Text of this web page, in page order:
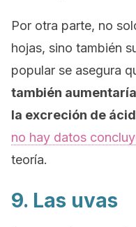
Por otra parte, no
hojas, sino también
popular se asegura
también
la excreción de
no hay datos
teoría.
9. Las uvas